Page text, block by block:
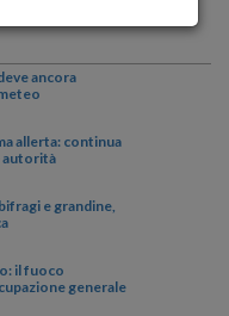
ancora
allerta: continua
autorità
e grandine,
il fuoco
generale